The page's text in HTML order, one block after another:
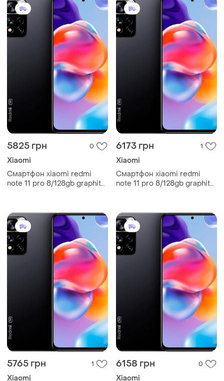
5825 грн 0
Xiaomi
Смартфон xiaomi redmi
note 11 pro 8/128gb graphite
5000 mah fhd+ h
6173 грн 1
Xiaomi
Смартфон xiaomi redmi
note 11 pro 8/128gb graphite
5000 mah fhd+ h
5765 грн 1
Xiaomi
6158 грн 0
Xiaomi